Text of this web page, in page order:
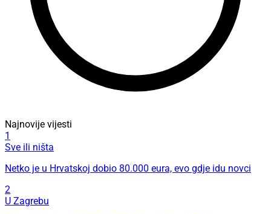
Najnovije vijesti
1
Sve ili ništa
Netko je u Hrvatskoj dobio 80.000 eura, evo gdje idu novci
2
U Zagrebu